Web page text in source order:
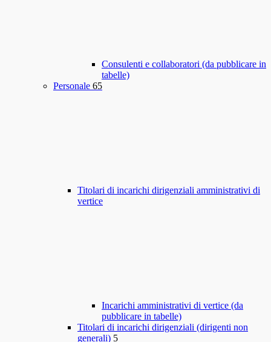
Consulenti e collaboratori (da pubblicare in
tabelle)
Personale 65
Titolari di incarichi dirigenziali amministrativi di
vertice
Incarichi amministrativi di vertice (da
pubblicare in tabelle)
Titolari di incarichi dirigenziali (dirigenti non
generali) 5